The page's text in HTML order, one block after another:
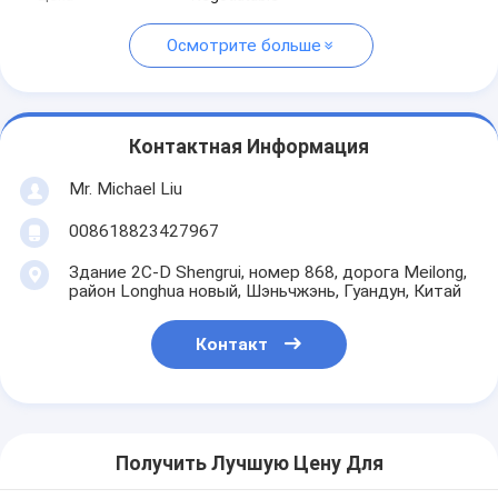
Осмотрите больше
Контактная Информация
Mr. Michael Liu
008618823427967
Здание 2C-D Shengrui, номер 868, дорога Meilong,
район Longhua новый, Шэньчжэнь, Гуандун, Китай
Контакт
Получить Лучшую Цену Для